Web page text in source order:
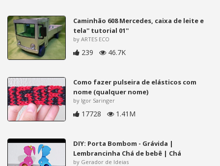
Caminhão 608 Mercedes, caixa de leite e
tela'' tutorial 01''
by ARTES ECO
239 46.7K
Como fazer pulseira de elásticos com
nome (qualquer nome)
by Igor Saringer
17728 1.41M
DIY: Porta Bombom - Grávida |
Lembrancinha Chá de bebê | Chá
by Gerador de Ideias